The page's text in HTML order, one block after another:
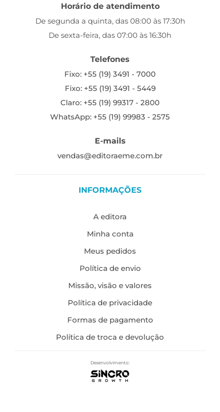
Horário de atendimento
De segunda a quinta, das 08:00 às 17:30h
De sexta-feira, das 07:00 às 16:30h
Telefones
Fixo: +55 (19) 3491 - 7000
Fixo: +55 (19) 3491 - 5449
Claro: +55 (19) 99317 - 2800
WhatsApp: +55 (19) 99983 - 2575
E-mails
vendas@editoraeme.com.br
INFORMAÇÕES
A editora
Minha conta
Meus pedidos
Política de envio
Missão, visão e valores
Política de privacidade
Formas de pagamento
Política de troca e devolução
Desenvolvimento: